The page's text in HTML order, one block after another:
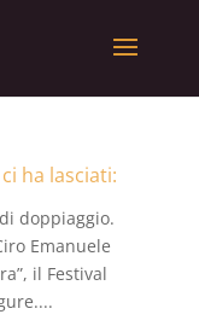
ha lasciati:
doppiaggio.
Emanuele
il Festival